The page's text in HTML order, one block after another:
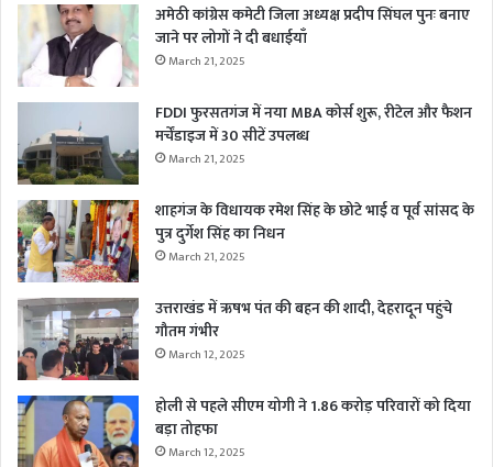
अमेठी कांग्रेस कमेटी जिला अध्यक्ष प्रदीप सिंघल पुनः बनाए
जाने पर लोगों ने दी बधाईयाँ
March 21, 2025
FDDI फुरसतगंज में नया MBA कोर्स शुरू, रीटेल और फैशन
मर्चेंडाइज में 30 सीटें उपलब्ध
March 21, 2025
शाहगंज के विधायक रमेश सिंह के छोटे भाई व पूर्व सांसद के
पुत्र दुर्गेश सिंह का निधन
March 21, 2025
उत्तराखंड में ऋषभ पंत की बहन की शादी, देहरादून पहुंचे
गौतम गंभीर
March 12, 2025
होली से पहले सीएम योगी ने 1.86 करोड़ परिवारों को दिया
बड़ा तोहफा
March 12, 2025